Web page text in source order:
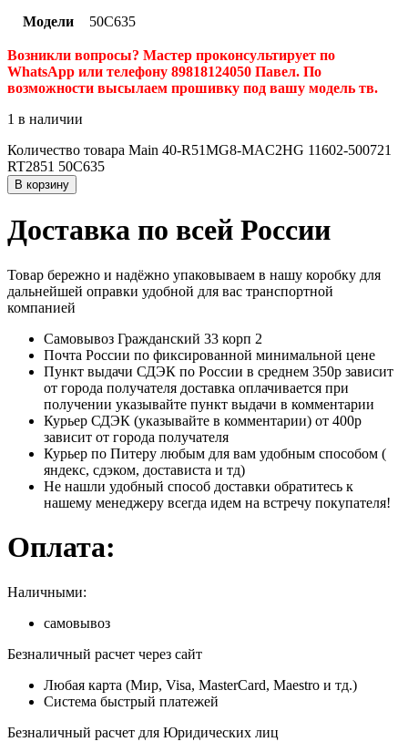
Модели 50C635
Возникли вопросы? Мастер проконсультирует по
WhatsApp или телефону 89818124050 Павел. По
возможности высылаем прошивку под вашу модель тв.
1 в наличии
Количество товара Main 40-R51MG8-MAC2HG 11602-500721
RT2851 50C635
В корзину
Доставка по всей России
Товар бережно и надёжно упаковываем в нашу коробку для
дальнейшей оправки удобной для вас транспортной
компанией
Самовывоз Гражданский 33 корп 2
Почта России по фиксированной минимальной цене
Пункт выдачи СДЭК по России в среднем 350р зависит
от города получателя доставка оплачивается при
получении указывайте пункт выдачи в комментарии
Курьер СДЭК (указывайте в комментарии) от 400р
зависит от города получателя
Курьер по Питеру любым для вам удобным способом (
яндекс, сдэком, достависта и тд)
Не нашли удобный способ доставки обратитесь к
нашему менеджеру всегда идем на встречу покупателя!
Оплата:
Наличными:
самовывоз
Безналичный расчет через сайт
Любая карта (Мир, Visa, MasterCard, Maestro и тд.)
Система быстрый платежей
Безналичный расчет для Юридических лиц